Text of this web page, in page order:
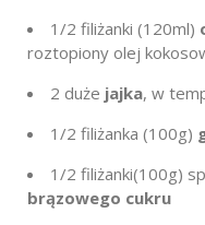
1/2 filiżanki (120ml)
roztopiony olej
2 duże jajka, w
1/2 filiżanka (100g)
1/2 filiżanki(100g)
brązowego cukru